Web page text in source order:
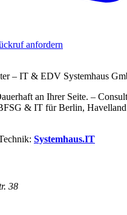
anfordern
– IT & EDV Systemhaus
an Ihrer Seite. –
& IT für Berlin,
Systemhaus.IT
38